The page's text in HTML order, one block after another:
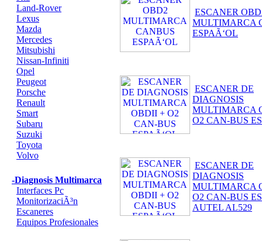
Land-Rover
Lexus
Mazda
Mercedes
Mitsubishi
Nissan-Infiniti
Opel
Peugeot
Porsche
Renault
Smart
Subaru
Suzuki
Toyota
Volvo
-Diagnosis Multimarca
Interfaces Pc
MonitorizaciÃ³n
Escaneres
Equipos Profesionales
ESCANER
MULTIMARCA
ESPAÃ‘OL
ESCANER DE
DIAGNOSIS
MULTIMARCA
O2 CAN-BUS
ESCANER DE
DIAGNOSIS
MULTIMARCA
O2 CAN-BUS
AUTEL AL529